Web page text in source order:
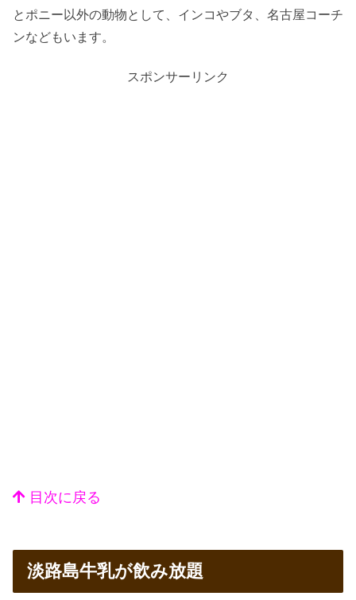
とポニー以外の動物として、インコやブタ、名古屋コーチ
ンなどもいます。
スポンサーリンク
目次に戻る
淡路島牛乳が飲み放題